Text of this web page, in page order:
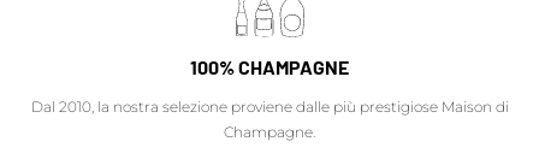
100% CHAMPAGNE
Dal 2010, la nostra selezione proviene dalle più prestigiose Maison di
Champagne.